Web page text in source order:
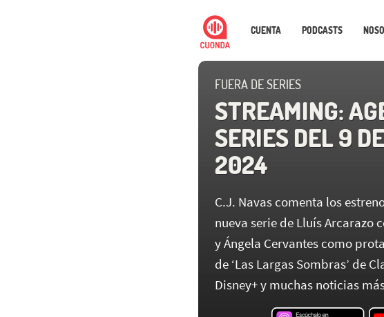
CUENTA PODCASTS
FUERA DE SERIES
STREAMING:
SERIES DEL 9
2024
C.J. Navas comenta los
nueva serie de Lluís Arcarazo
y Ángela Cervantes como
de ‘Las Largas Sombras’ de
Disney+ y muchas noticias